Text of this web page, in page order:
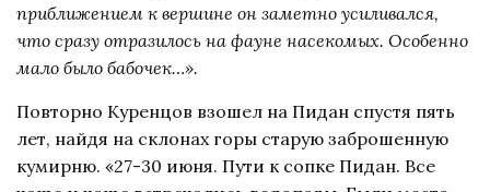
приближением к вершине он заметно усиливался,
что сразу отразилось на фауне насекомых. Особенно
мало было бабочек…».
Повторно Куренцов взошел на Пидан спустя пять
лет, найдя на склонах горы старую заброшенную
кумирню. «27-30 июня. Пути к сопке Пидан. Все